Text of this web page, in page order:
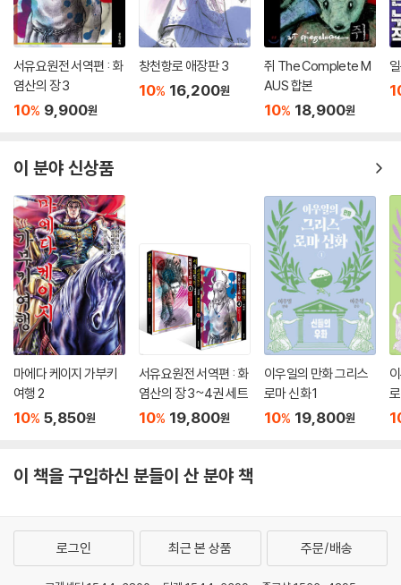
서유요원전 서역편 : 화
염산의 장 3
10% 9,900원
창천항로 애장판 3
10% 16,200원
쥐 The Complete M
AUS 합본
10% 18,900원
이 분야 신상품
마에다 케이지 가부키
여행 2
10% 5,850원
서유요원전 서역편 : 화
염산의 장 3~4권 세트
10% 19,800원
이우일의 만화 그리스
로마 신화 1
10% 19,800원
이 책을 구입하신 분들이 산 분야 책
로그인 최근 본 상품 주문/배송